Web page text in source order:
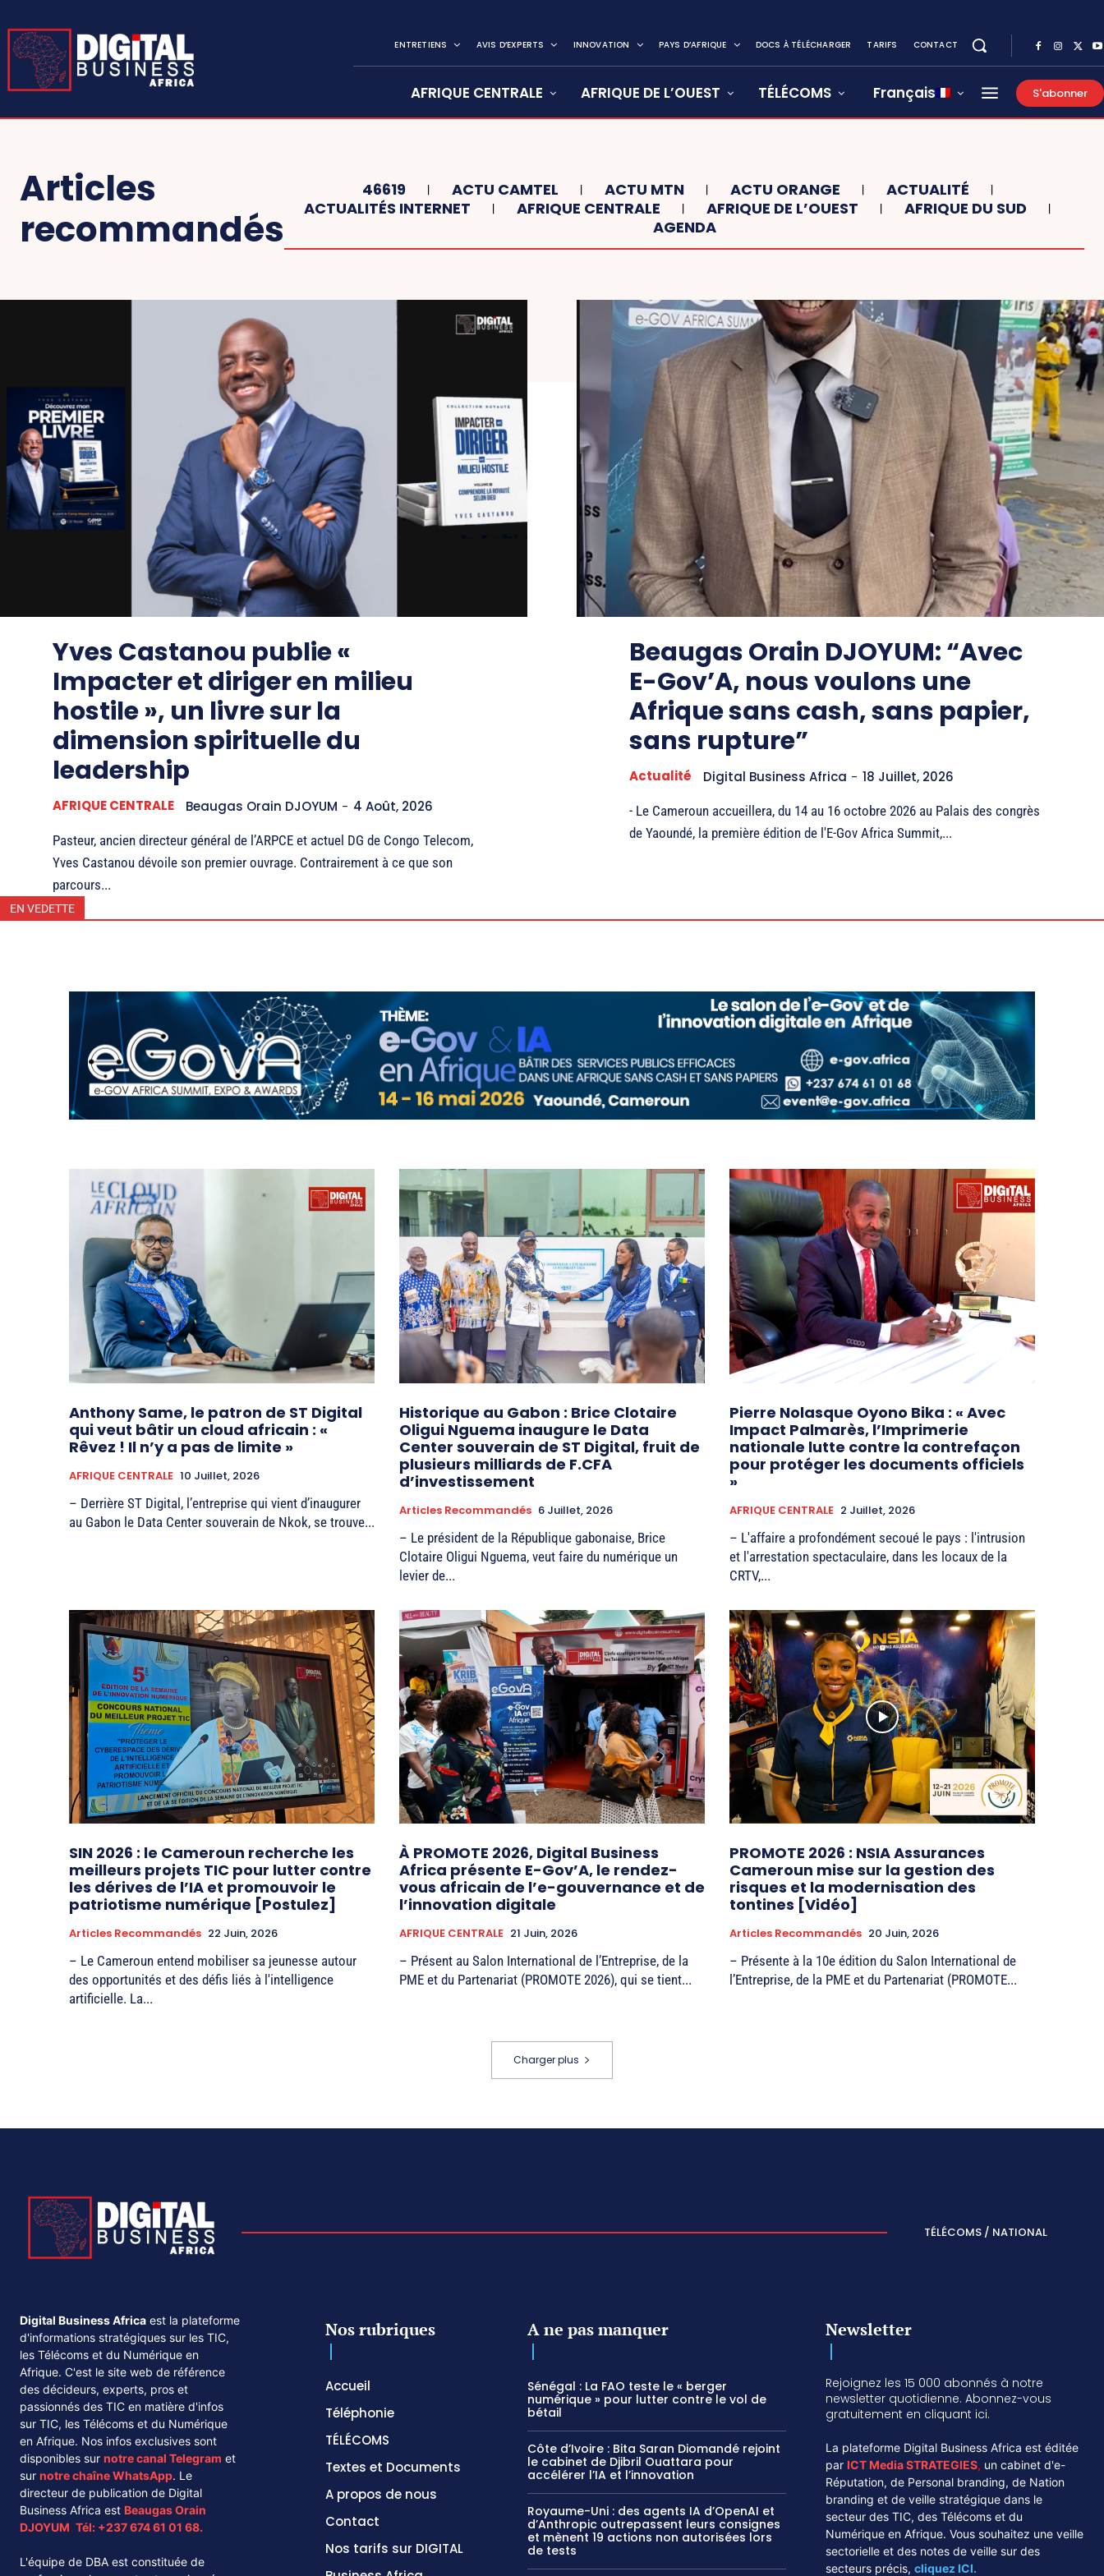
ENTRETIENS AVIS D’EXPERTS INNOVATION PAYS D’AFRIQUE DOCS À TÉLÉCHARGER TARIFS CONTACT
AFRIQUE CENTRALE AFRIQUE DE L’OUEST TÉLÉCOMS Français S'abonner
Articles
recommandés
46619 ACTU CAMTEL ACTU MTN ACTU ORANGE
ACTUALITÉ
ACTUALITÉS INTERNET
AFRIQUE CENTRALE AFRIQUE DE L’OUEST
AFRIQUE DU SUD
AGENDA
Yves Castanou publie «
Impacter et diriger en milieu
hostile », un livre sur la
dimension spirituelle du
leadership
AFRIQUE CENTRALE Beaugas Orain DJOYUM - 4 Août, 2026
Pasteur, ancien directeur général de l’ARPCE et actuel DG de Congo Telecom,
Yves Castanou dévoile son premier ouvrage. Contrairement à ce que son
parcours...
Beaugas Orain DJOYUM: “Avec
E-Gov’A, nous voulons une
Afrique sans cash, sans papier,
sans rupture”
Actualité Digital Business Africa - 18 Juillet, 2026
- Le Cameroun accueillera, du 14 au 16 octobre 2026 au Palais des congrès
de Yaoundé, la première édition de l'E-Gov Africa Summit,...
EN VEDETTE
Anthony Same, le patron de ST Digital
qui veut bâtir un cloud africain : «
Rêvez ! Il n’y a pas de limite »
AFRIQUE CENTRALE 10 Juillet, 2026
– Derrière ST Digital, l’entreprise qui vient d’inaugurer
au Gabon le Data Center souverain de Nkok, se trouve...
Historique au Gabon : Brice Clotaire
Oligui Nguema inaugure le Data
Center souverain de ST Digital, fruit de
plusieurs milliards de F.CFA
d’investissement
Articles Recommandés 6 Juillet, 2026
– Le président de la République gabonaise, Brice
Clotaire Oligui Nguema, veut faire du numérique un
levier de...
Pierre Nolasque Oyono Bika : « Avec
Impact Palmarès, l’Imprimerie
nationale lutte contre la contrefaçon
pour protéger les documents officiels
»
AFRIQUE CENTRALE 2 Juillet, 2026
– L'affaire a profondément secoué le pays : l'intrusion
et l'arrestation spectaculaire, dans les locaux de la
CRTV,...
SIN 2026 : le Cameroun recherche les
meilleurs projets TIC pour lutter contre
les dérives de l’IA et promouvoir le
patriotisme numérique [Postulez]
Articles Recommandés 22 Juin, 2026
– Le Cameroun entend mobiliser sa jeunesse autour
des opportunités et des défis liés à l'intelligence
artificielle. La...
À PROMOTE 2026, Digital Business
Africa présente E-Gov’A, le rendez-
vous africain de l’e-gouvernance et de
l’innovation digitale
AFRIQUE CENTRALE 21 Juin, 2026
– Présent au Salon International de l’Entreprise, de la
PME et du Partenariat (PROMOTE 2026), qui se tient...
PROMOTE 2026 : NSIA Assurances
Cameroun mise sur la gestion des
risques et la modernisation des
tontines [Vidéo]
Articles Recommandés 20 Juin, 2026
– Présente à la 10e édition du Salon International de
l’Entreprise, de la PME et du Partenariat (PROMOTE...
Charger plus
TÉLÉCOMS / NATIONAL
Digital Business Africa est la plateforme
d'informations stratégiques sur les TIC,
les Télécoms et du Numérique en
Afrique. C'est le site web de référence
des décideurs, experts, pros et
passionnés des TIC en matière d'infos
sur TIC, les Télécoms et du Numérique
en Afrique. Nos infos exclusives sont
disponibles sur notre canal Telegram et
sur notre chaîneWhatsApp. Le
directeur de publication de Digital
Business Africa est Beaugas Orain
DJOYUM. Tél: +237 674 61 01 68.
L'équipe de DBA est constituée de
Nos rubriques
Accueil
Téléphonie
TÉLÉCOMS
Textes et Documents
A propos de nous
Contact
Nos tarifs sur DIGITAL
A ne pas manquer
Sénégal : La FAO teste le « berger
numérique » pour lutter contre le vol de
bétail
Côte d’Ivoire : Bita Saran Diomandé rejoint
le cabinet de Djibril Ouattara pour
accélérer l’IA et l’innovation
Royaume-Uni : des agents IA d’OpenAI et
d’Anthropic outrepassent leurs consignes
et mènent 19 actions non autorisées lors
de tests
Newsletter
Rejoignez les 15 000 abonnés à notre
newsletter quotidienne. Abonnez-vous
gratuitement en cliquant ici.
La plateforme Digital Business Africa est éditée
parICT Media STRATEGIES, un cabinet d'e-
Réputation, de Personal branding, de Nation
branding et de veille stratégique dans le
secteur des TIC, des Télécoms et du
Numérique en Afrique. Vous souhaitez une veille
sectorielle et des notes de veille sur des
secteurs précis, cliquez ICI.